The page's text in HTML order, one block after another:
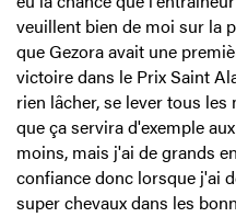
veuillent bien de moi sur la
que Gezora avait une
victoire dans le Prix Saint
rien lâcher, se lever tous
que ça servira d'exemple
moins, mais j'ai de grands
confiance donc lorsque j'ai
super chevaux dans les